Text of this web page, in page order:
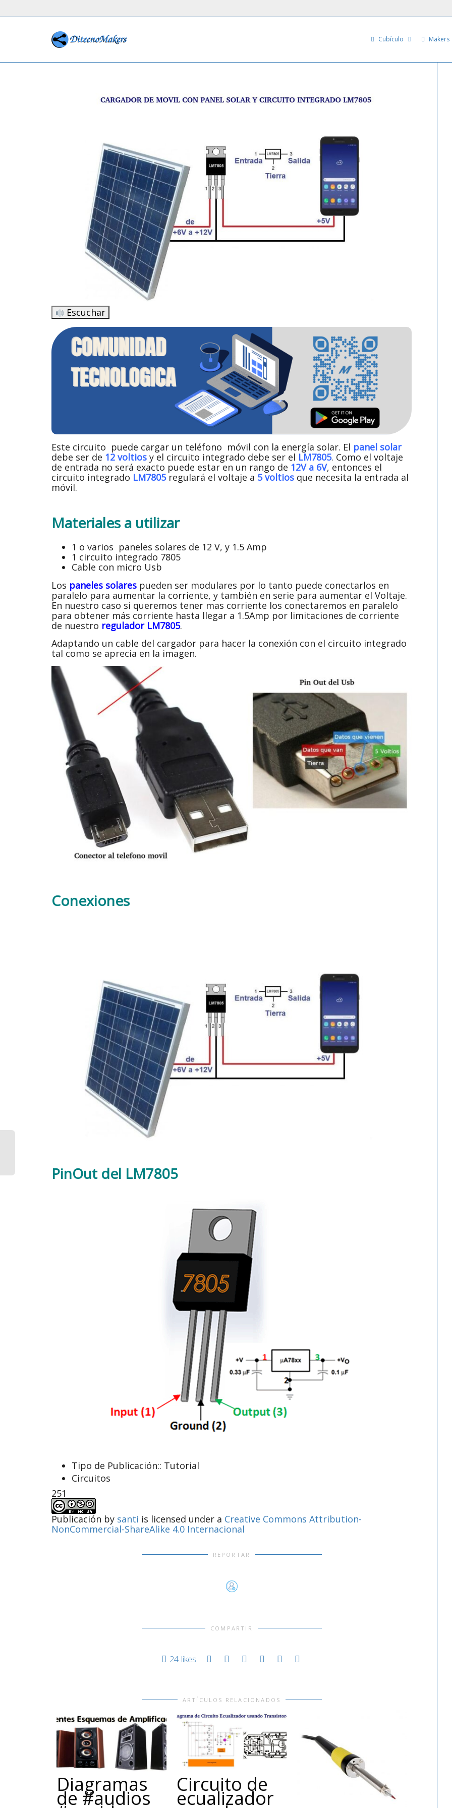
Cubículo Makers
Escuchar
Este circuito puede cargar un teléfono móvil con la energía solar. El panel solar
debe ser de 12 voltios y el circuito integrado debe ser el LM7805. Como el voltaje
de entrada no será exacto puede estar en un rango de 12V a 6V, entonces el
circuito integrado LM7805regulará el voltaje a 5 voltios que necesita la entrada al
móvil.
Materiales a utilizar
1 o varios paneles solares de 12 V, y 1.5 Amp
1 circuito integrado 7805
Cable con micro Usb
Los paneles solares pueden ser modulares por lo tanto puede conectarlos en
paralelo para aumentar la corriente, y también en serie para aumentar el Voltaje.
En nuestro caso si queremos tener mas corriente los conectaremos en paralelo
para obtener más corriente hasta llegar a 1.5Amp por limitaciones de corriente
de nuestro regulador LM7805.
Adaptando un cable del cargador para hacer la conexión con el circuito integrado
tal como se aprecia en la imagen.
Conexiones
PinOut del LM7805
Tipo de Publicación:: Tutorial
Circuitos
251
Publicación by santi is licensed under a Creative Commons Attribution-
NonCommercial-ShareAlike 4.0 Internacional
REPORTAR
COMPARTIR
24 likes
ARTÍCULOS RELACIONADOS
Diagramas
de #audios
Circuito de
ecualizador